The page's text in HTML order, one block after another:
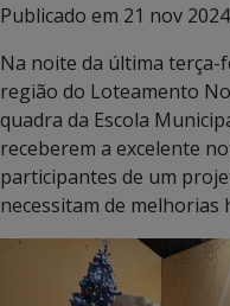
Publicado em 21 nov 2024
Na noite da última terça-
região do Loteamento
quadra da Escola
receberem a excelente
participantes de um
necessitam de melhorias